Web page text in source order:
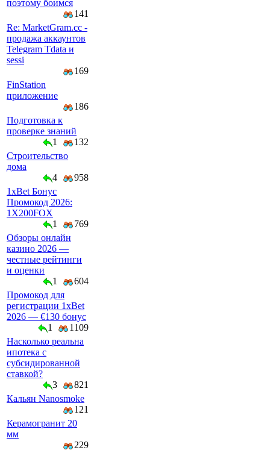
поэтому боимся
141
Re: MarketGram.cc -
продажа аккаунтов
Telegram Tdata и
sessi
169
FinStation
приложение
186
Подготовка к
проверке знаний
1
132
Строительство
дома
4
958
1xBet Бонус
Промокод 2026:
1X200FOX
1
769
Обзоры онлайн
казино 2026 —
честные рейтинги
и оценки
1
604
Промокод для
регистрации 1xBet
2026 — €130 бонус
1
1109
Насколько реальна
ипотека с
субсидированной
ставкой?
3
821
Кальян Nanosmoke
121
Керамогранит 20
мм
229